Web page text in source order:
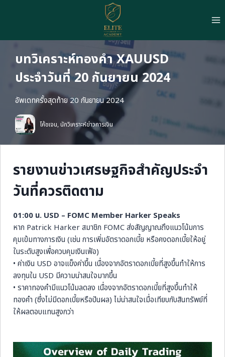
บทวิเคราะห์ทองคำ XAUUSD
ประจำวันที่ 20 กันยายน 2024
อัพเดทครั้งสุดท้าย 20 กันยายน 2024
โค้ชเจน, นักวิเคราะห์ข่าวการเงิน
รายงานข่าวเศรษฐกิจสำคัญประจำ
วันที่ควรติดตาม
01:00 น. USD – FOMC Member Harker Speaks
หาก Patrick Harker สมาชิก FOMC ส่งสัญญาณถึงแนวโน้มการ
คุมเข้มทางการเงิน (เช่น การเพิ่มอัตราดอกเบี้ย หรือคงดอกเบี้ยให้อยู่
ในระดับสูงเพื่อควบคุมเงินเฟ้อ)
• ค่าเงิน USD อาจแข็งค่าขึ้น เนื่องจากอัตราดอกเบี้ยที่สูงขึ้นทำให้การ
ลงทุนใน USD มีความน่าสนใจมากขึ้น
• ราคาทองคำมีแนวโน้มลดลง เนื่องจากอัตราดอกเบี้ยที่สูงขึ้นทำให้
ทองคำ (ซึ่งไม่มีดอกเบี้ยหรือปันผล) ไม่น่าสนใจเมื่อเทียบกับสินทรัพย์ที่
ให้ผลตอบแทนสูงกว่า